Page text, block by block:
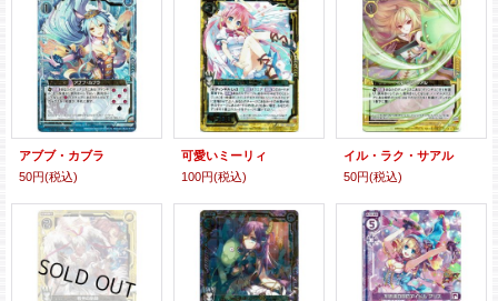
アブブ・カブラ
50円(税込)
可愛いミーリィ
100円(税込)
イル・ラク・サアル
50円(税込)